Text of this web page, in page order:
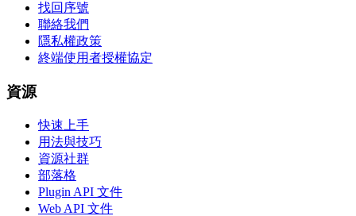
找回序號
聯絡我們
隱私權政策
終端使用者授權協定
資源
快速上手
用法與技巧
資源社群
部落格
Plugin API 文件
Web API 文件